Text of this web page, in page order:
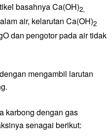
basahnya Ca(OH)2,
air, kelarutan Ca(OH)2
dan pengotor pada air tidak
mengambil larutan
karbong dengan gas
senagai berikut: